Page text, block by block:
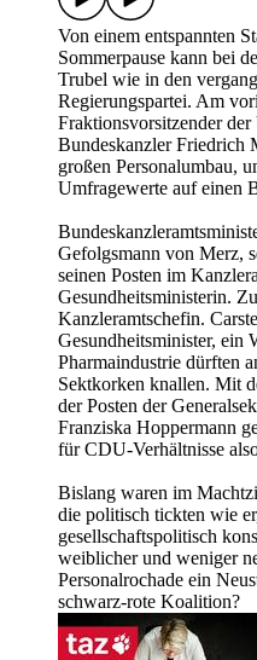
Von einem entspannten
Sommerpause kann bei
Trubel wie in den
Regierungspartei. Am
Fraktionsvorsitzender
Bundeskanzler Friedrich
großen Personalumbau,
Umfragewerte auf einen
Gefolgsmann von Merz,
seinen Posten im
Gesundheitsministerin.
Kanzleramtschefin.
Gesundheitsminister, ein
Pharmaindustrie dürften
Sektkorken knallen. Mit
der Posten der
Franziska Hoppermann
für CDU-Verhältnisse
Bislang waren im
die politisch tickten wie
gesellschaftspolitisch
weiblicher und weniger
Personalrochade ein
schwarz-rote Koalition?